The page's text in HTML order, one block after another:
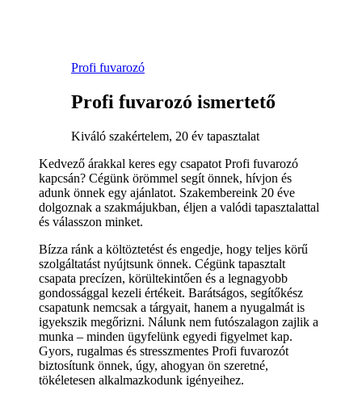
Profi fuvarozó
Profi fuvarozó ismertető
Kiváló szakértelem, 20 év tapasztalat
Kedvező árakkal keres egy csapatot Profi fuvarozó
kapcsán? Cégünk örömmel segít önnek, hívjon és
adunk önnek egy ajánlatot. Szakembereink 20 éve
dolgoznak a szakmájukban, éljen a valódi tapasztalattal
és válasszon minket.
Bízza ránk a költöztetést és engedje, hogy teljes körű
szolgáltatást nyújtsunk önnek. Cégünk tapasztalt
csapata precízen, körültekintően és a legnagyobb
gondossággal kezeli értékeit. Barátságos, segítőkész
csapatunk nemcsak a tárgyait, hanem a nyugalmát is
igyekszik megőrizni. Nálunk nem futószalagon zajlik a
munka – minden ügyfelünk egyedi figyelmet kap.
Gyors, rugalmas és stresszmentes Profi fuvarozót
biztosítunk önnek, úgy, ahogyan ön szeretné,
tökéletesen alkalmazkodunk igényeihez.